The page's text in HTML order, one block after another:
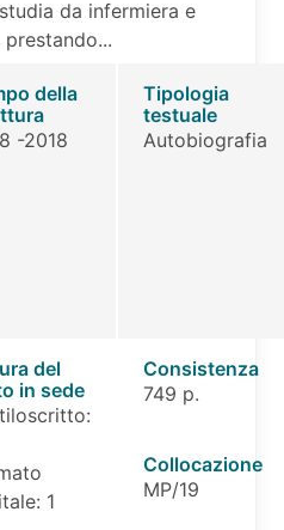
da infermiera e
della
-2018
Tipologia
testuale
Autobiografia
del
in sede
1
Consistenza
749 p.
Collocazione
MP/19